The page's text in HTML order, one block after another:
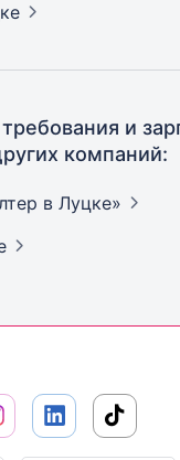
и
компаний:
в Луцке»